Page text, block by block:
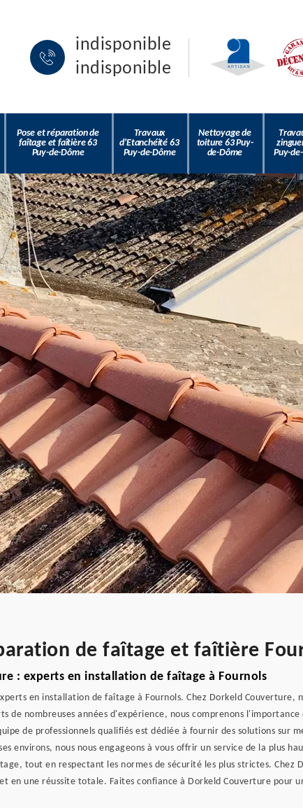
indisponible
indisponible
Pose et réparation de
faîtage et faîtière 63
Puy-de-Dôme
Travaux
d'Etanchéité 63
Puy-de-Dôme
Nettoyage de
toiture 63 Puy-
de-Dôme
Puy-
de faîtage et faîtière
: experts en installation de faîtage à Fournols
en installation de faîtage à Fournols. Chez Dorkeld
de nombreuses années d'expérience, nous comprenons
de professionnels qualifiés est dédiée à fournir des solutions sur
environs, nous nous engageons à vous offrir un service de la plus
tout en respectant les normes de sécurité les plus strictes.
en une réussite totale. Faites confiance à Dorkeld Couverture pour